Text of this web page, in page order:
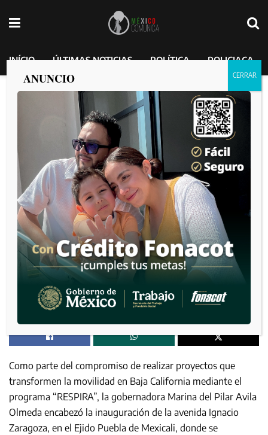
INÍCIO ÚLTIMAS NOTICIAS POLÍTICA POLICIACA
Inaugura gobernadora Marina del Pilar
avenida Ignacio Zaragoza de Mexicali
como parte del programa “Respira”
MEXICO COMUNICA 2025-04-01
Como parte del compromiso de realizar proyectos que
transformen la movilidad en Baja California mediante el
programa “RESPIRA”, la gobernadora Marina del Pilar Avila
Olmeda encabezó la inauguración de la avenida Ignacio
Zaragoza, en el Ejido Puebla de Mexicali, donde se
ANUNCIO